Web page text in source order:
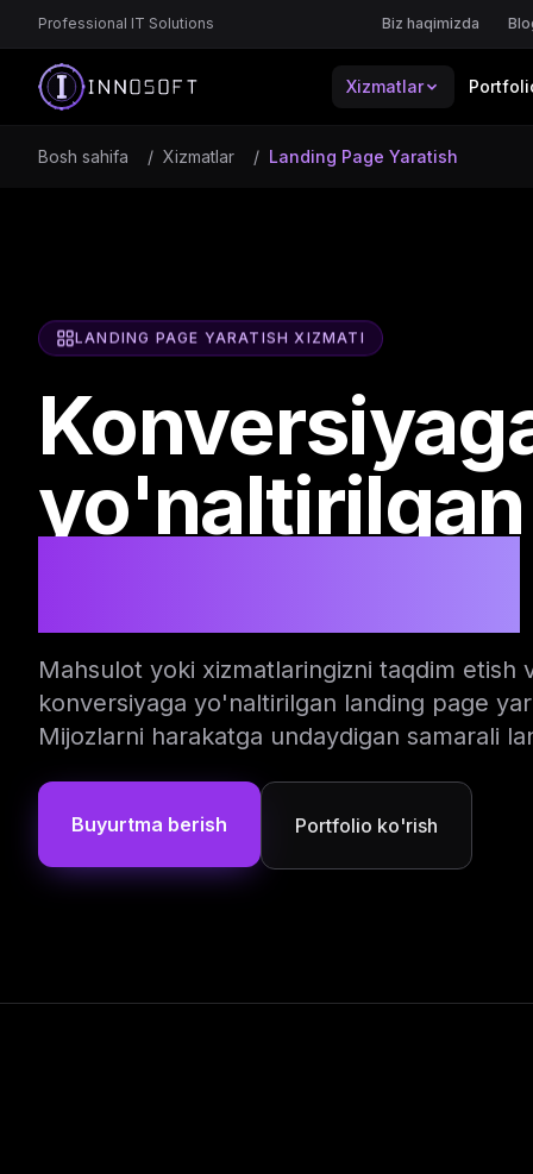
Professional IT Solutions Biz haqimizda
Xizmatlar
Bosh sahifa / Xizmatlar / Landing Page Yaratish
LANDING PAGE YARATISH XIZMATI
yo'naltirilgan
Mahsulot yoki xizmatlaringizni taqdim etish
konversiyaga yo'naltirilgan landing page
Mijozlarni harakatga undaydigan samarali
Buyurtma berish Portfolio ko'rish